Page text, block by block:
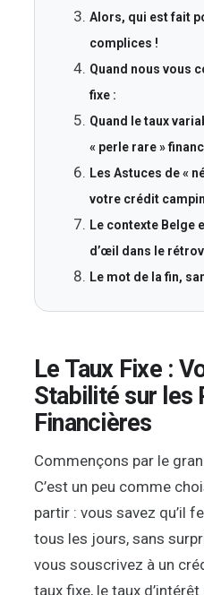
Alors, qui est fait
complices !
Quand nous vous
fixe :
Quand le taux
« perle rare »
Les Astuces de «
votre crédit
Le contexte Belge
d’œil dans le
Le mot de la fin,
Le Taux Fixe :
Stabilité sur les
Financières
Commençons par le
C’est un peu comme
partir : vous savez qu’il
tous les jours, sans
vous souscrivez à un
taux fixe, le taux